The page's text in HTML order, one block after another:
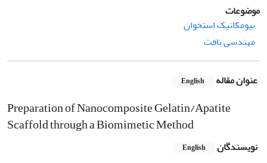
موضوعات
بیومکانیک استخوان
مهندسی بافت
عنوان مقاله English
Preparation of Nanocomposite Gelatin/Apatite
Scaffold through a Biomimetic Method
نویسندگان English